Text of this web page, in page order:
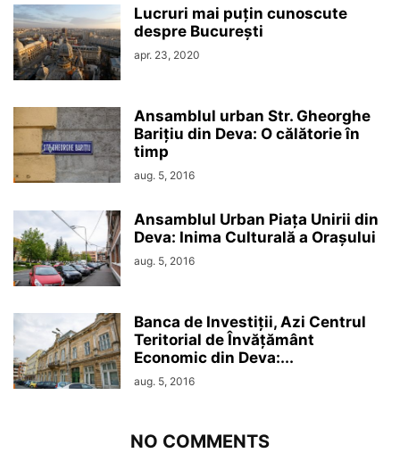
Lucruri mai puțin cunoscute
despre București
apr. 23, 2020
Ansamblul urban Str. Gheorghe
Barițiu din Deva: O călătorie în
timp
aug. 5, 2016
Ansamblul Urban Piața Unirii din
Deva: Inima Culturală a Orașului
aug. 5, 2016
Banca de Investiții, Azi Centrul
Teritorial de Învățământ
Economic din Deva:...
aug. 5, 2016
NO COMMENTS